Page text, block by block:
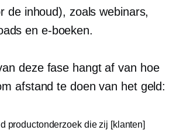
de inhoud), zoals webinars,
en e-boeken.
deze fase hangt af van hoe
afstand te doen van het geld:
productonderzoek die zij [klanten]